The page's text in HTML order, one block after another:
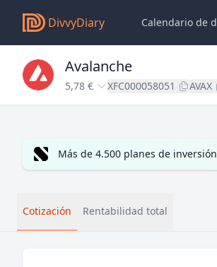
DivvyDiary Calendario de
Avalanche
5,78 € XFC000058051 AVAX
Más de 4.500 planes de
Cotización Rentabilidad total